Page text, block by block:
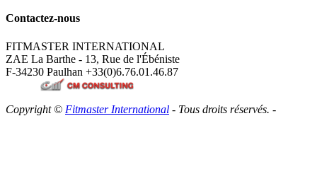
Contactez-nous
FITMASTER INTERNATIONAL
ZAE La Barthe - 13, Rue de l'Ébéniste
F-34230 Paulhan +33(0)6.76.01.46.87
Copyright © Fitmaster International - Tous droits réservés. -